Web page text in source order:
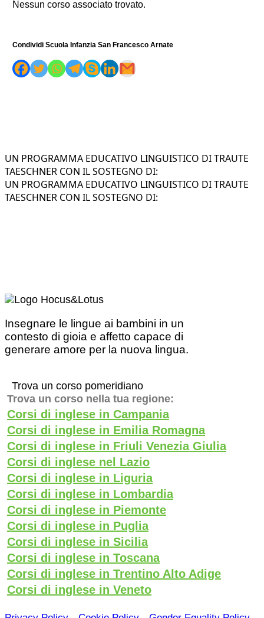
Nessun corso associato trovato.
Condividi Scuola Infanzia San Francesco Arnate
UN PROGRAMMA EDUCATIVO LINGUISTICO DI TRAUTE
TAESCHNER CON IL SOSTEGNO DI:
UN PROGRAMMA EDUCATIVO LINGUISTICO DI TRAUTE
TAESCHNER CON IL SOSTEGNO DI:
Insegnare le lingue ai bambini in un
contesto di gioia e affetto capace di
generare amore per la nuova lingua.
Trova un corso pomeridiano
Trova un corso nella tua regione:
Corsi di inglese in Campania
Corsi di inglese in Emilia Romagna
Corsi di inglese in Friuli Venezia Giulia
Corsi di inglese nel Lazio
Corsi di inglese in Liguria
Corsi di inglese in Lombardia
Corsi di inglese in Piemonte
Corsi di inglese in Puglia
Corsi di inglese in Sicilia
Corsi di inglese in Toscana
Corsi di inglese in Trentino Alto Adige
Corsi di inglese in Veneto